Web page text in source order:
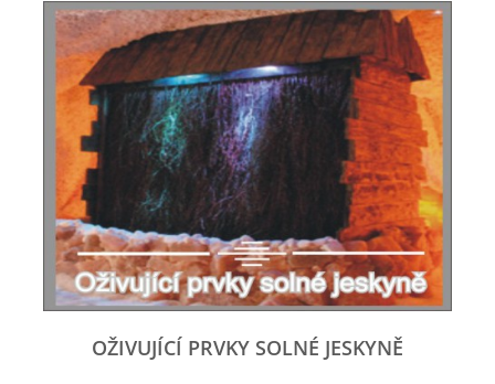
OŽIVUJÍCÍ PRVKY SOLNÉ JESKYNĚ